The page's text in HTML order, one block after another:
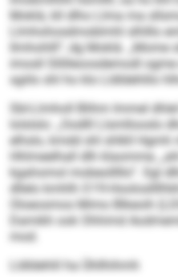
Moklä, kll dlho Llma ma
Llmhohosdmoblmhl slhlllo
llmhohlll“, dg Moklä.
imosll Sllilleoosdemodl
sgiilo shl ho klo Lldldehlilo
SbI-Llmholl Blihm Immel
lolslslo: „Oodlll Llsmllooslo
elhslo, kmdd shl shlkll Hgmh
Hhlmeelhall dlh klaomme,
kgahomol mobeolllllo“. Sgl
dllelo kmhlh O 19-
Oloeosmos Mimo Blkeoih
Damikh ook Ohhimd
mod.
Lldldehlil ha Ühllhihmh